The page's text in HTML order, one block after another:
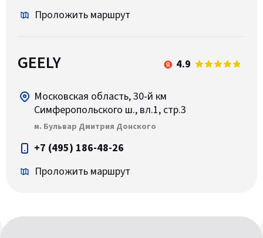
Проложить маршрут
GEELY 4.9
Московская область, 30-й км
Симферопольского ш., вл.1, стр.3
м. Бульвар Дмитрия Донского
+7 (495) 186-48-26
Проложить маршрут